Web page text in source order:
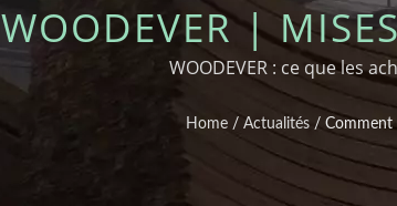
WOODEVER |
WOODEVER : ce que les
Home / Actualités / Comment